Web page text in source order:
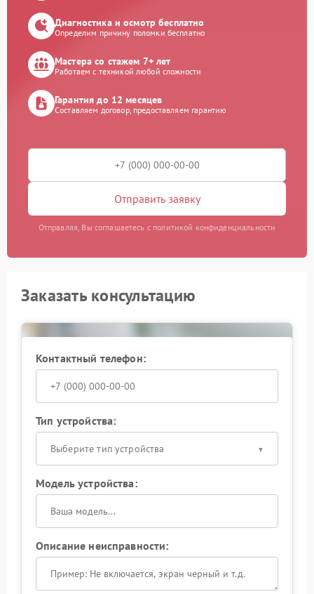
Диагностика и осмотр бесплатно
Определим причину поломки бесплатно
Мастера со стажем 7+ лет
Работаем с техникой любой сложности
Гарантия до 12 месяцев
Составляем договор, предоставляем гарантию
Отправить заявку
Отправляя, Вы соглашаетесь с политикой конфиденциальности
Заказать консультацию
Контактный телефон:
Тип устройства:
Выберите тип устройства
Модель устройства:
Описание неисправности: